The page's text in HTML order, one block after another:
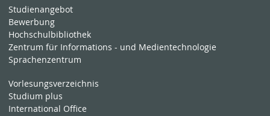
Studienangebot
Bewerbung
Hochschulbibliothek
Zentrum für Informations - und Medientechnologie
Sprachenzentrum
Vorlesungsverzeichnis
Studium plus
International Office